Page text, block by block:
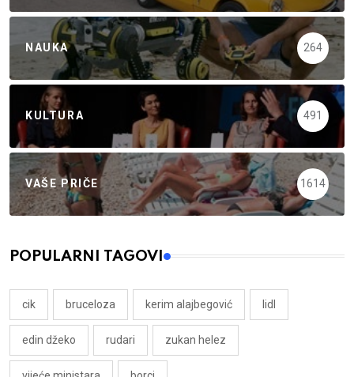
NAUKA 264
KULTURA 491
VAŠE PRIČE 1614
POPULARNI TAGOVI
cik bruceloza kerim alajbegović lidl
edin džeko rudari zukan helez